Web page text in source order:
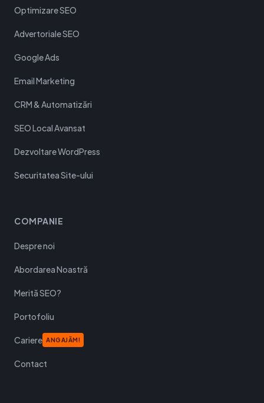
Optimizare SEO
Advertoriale SEO
Google Ads
Email Marketing
CRM & Automatizări
SEO Local Avansat
Dezvoltare WordPress
Securitatea Site-ului
COMPANIE
Despre noi
Abordarea Noastră
Merită SEO?
Portofoliu
Cariere ANGAJĂM!
Contact